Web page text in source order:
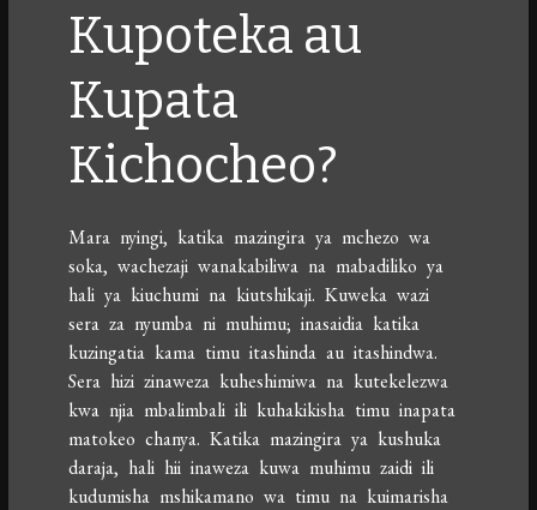
Kupoteka au
Kupata
Kichocheo?
Mara nyingi, katika mazingira ya mchezo wa
soka, wachezaji wanakabiliwa na mabadiliko ya
hali ya kiuchumi na kiutshikaji. Kuweka wazi
sera za nyumba ni muhimu; inasaidia katika
kuzingatia kama timu itashinda au itashindwa.
Sera hizi zinaweza kuheshimiwa na kutekelezwa
kwa njia mbalimbali ili kuhakikisha timu inapata
matokeo chanya. Katika mazingira ya kushuka
daraja, hali hii inaweza kuwa muhimu zaidi ili
kudumisha mshikamano wa timu na kuimarisha